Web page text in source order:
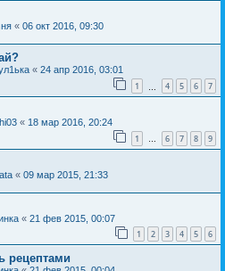
« 06 окт 2016, 09:30
« 24 апр 2016, 03:01
1 4 5 6 7
« 18 мар 2016, 20:24
1 … 6 7 8 9
« 09 мар 2015, 21:33
« 21 фев 2015, 00:07
1 2 3 4 5 6
рецептами